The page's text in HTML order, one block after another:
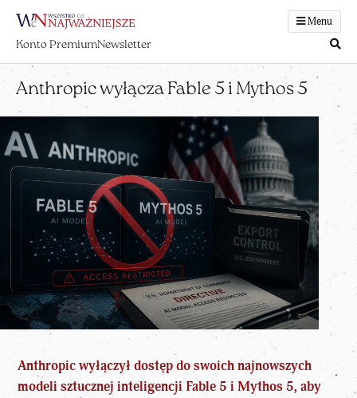
Menu
Konto PremiumNewsletter
Anthropic wyłącza Fable 5 i Mythos 5
Anthropic wyłączył dostęp do swoich najnowszych
modeli sztucznej inteligencji Fable 5 i Mythos 5, aby